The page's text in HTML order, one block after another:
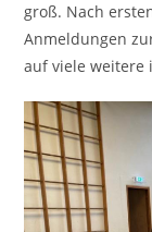
groß. Nach
Anmeldungen
auf viele weitere